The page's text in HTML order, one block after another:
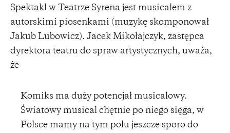
Spektakl w Teatrze Syrena jest musicalem z
autorskimi piosenkami (muzykę skomponował
Jakub Lubowicz). Jacek Mikołajczyk, zastępca
dyrektora teatru do spraw artystycznych, uważa,
że
Komiks ma duży potencjał musicalowy.
Światowy musical chętnie po niego sięga, w
Polsce mamy na tym polu jeszcze sporo do